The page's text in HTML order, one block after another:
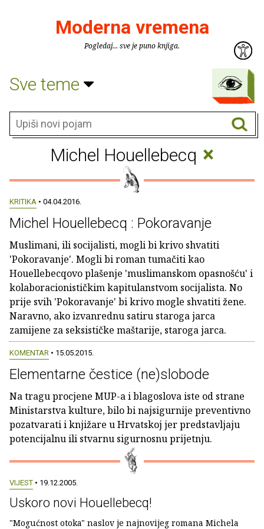
Moderna vremena
Pogledaj... sve je puno knjiga.
Sve teme
Michel Houellebecq ×
KRITIKA • 04.04.2016.
Michel Houellebecq : Pokoravanje
Muslimani, ili socijalisti, mogli bi krivo shvatiti
'Pokoravanje'. Mogli bi roman tumačiti kao
Houellebecqovo plašenje 'muslimanskom opasnošću' i
kolaboracionističkim kapitulanstvom socijalista. No
prije svih 'Pokoravanje' bi krivo mogle shvatiti žene.
Naravno, ako izvanrednu satiru staroga jarca
zamijene za seksističke maštarije, staroga jarca.
KOMENTAR • 15.05.2015.
Elementarne čestice (ne)slobode
Na tragu procjene MUP-a i blagoslova iste od strane
Ministarstva kulture, bilo bi najsigurnije preventivno
pozatvarati i knjižare u Hrvatskoj jer predstavljaju
potencijalnu ili stvarnu sigurnosnu prijetnju.
VIJEST • 19.12.2005.
Uskoro novi Houellebecq!
"Mogućnost otoka" naslov je najnovijeg romana Michela